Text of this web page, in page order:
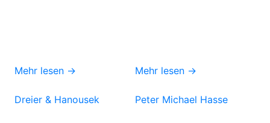
Mehr lesen → Mehr lesen →
Dreier & Hanousek Peter Michael Hasse